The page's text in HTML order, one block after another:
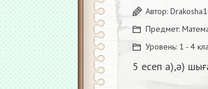
Автор:
Предмет:
Уровень: 1 - 4
5 есеп а),ә)